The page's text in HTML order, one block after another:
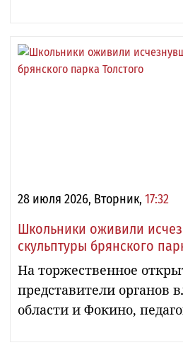
28 июля 2026, Вторник, 17:32
Школьники оживили
скульптуры брянского
На торжественное
представители органов
области и Фокино,